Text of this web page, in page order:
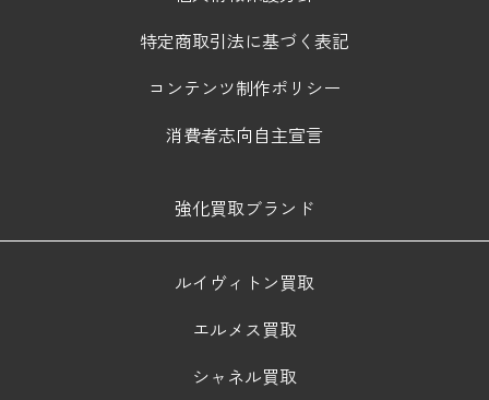
特定商取引法に基づく表記
コンテンツ制作ポリシー
消費者志向自主宣言
強化買取ブランド
ルイヴィトン買取
エルメス買取
シャネル買取